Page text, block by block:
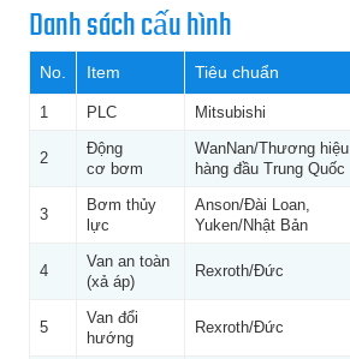
Danh sách cấu hình
No. Item Tiêu chuẩn
1 PLC Mitsubishi
2
Động
cơ bơm
WanNan/Thương hiệu
hàng đầu Trung Quốc
3
Bơm thủy
lực
Anson/Đài Loan,
Yuken/Nhật Bản
4
Van an toàn
(xả áp)
Rexroth/Đức
5
Van đổi
hướng
Rexroth/Đức